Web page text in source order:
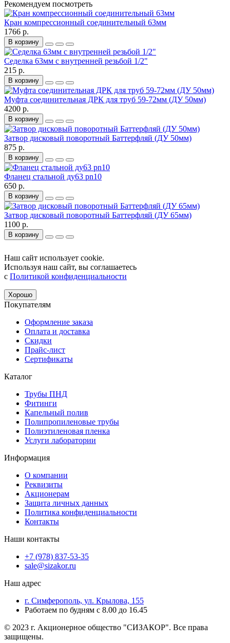
Рекомендуем посмотреть
Кран компрессионный соединительный 63мм
1766 р.
В корзину
Седелка 63мм с внутренней резьбой 1/2"
215 р.
В корзину
Муфта соединительная ДРК для труб 59-72мм (ДУ 50мм)
4200 р.
В корзину
Затвор дисковый поворотный Баттерфляй (ДУ 50мм)
875 р.
В корзину
Фланец стальной ду63 pn10
650 р.
В корзину
Затвор дисковый поворотный Баттерфляй (ДУ 65мм)
1100 р.
В корзину
Наш сайт использует cookie.
Используя наш сайт, вы соглашаетесь
с Политикой конфиденциальности
Хорошо
Покупателям
Оформление заказа
Оплата и доставка
Скидки
Прайс-лист
Сертификаты
Каталог
Трубы ПНД
Фитинги
Капельный полив
Полипропиленовые трубы
Полиэтиленовая пленка
Услуги лаборатории
Информация
О компании
Реквизиты
Акционерам
Защита личных данных
Политика конфиденциальности
Контакты
Наши контакты
+7 (978) 837-53-35
sale@sizakor.ru
Наш адрес
г. Симферополь, ул. Крылова, 155
Работаем по будням с 8.00 до 16.45
© 2023 г. Акционерное общество "СИЗАКОР". Все права
защищены.